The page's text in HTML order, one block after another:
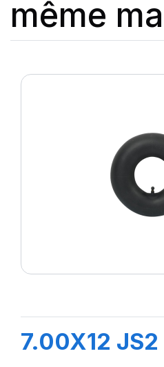
même
7.00X12 JS2